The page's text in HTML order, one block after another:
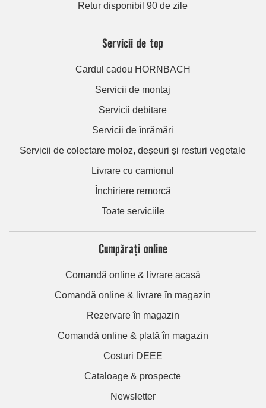
Retur disponibil 90 de zile
Servicii de top
Cardul cadou HORNBACH
Servicii de montaj
Servicii debitare
Servicii de înrămări
Servicii de colectare moloz, deșeuri și resturi vegetale
Livrare cu camionul
Închiriere remorcă
Toate serviciile
Cumpărați online
Comandă online & livrare acasă
Comandă online & livrare în magazin
Rezervare în magazin
Comandă online & plată în magazin
Costuri DEEE
Cataloage & prospecte
Newsletter